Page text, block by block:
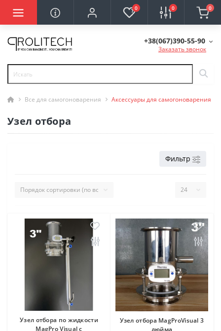
0 0 0
+38(067)390-55-90
Заказать звонок
Все для самогоноварения Аксессуары для самогоноварения
Узел отбора
Фильтр
Узел отбора по жидкости
MagPro Visual с
Узел отбора MagProVisual 3
дюйма